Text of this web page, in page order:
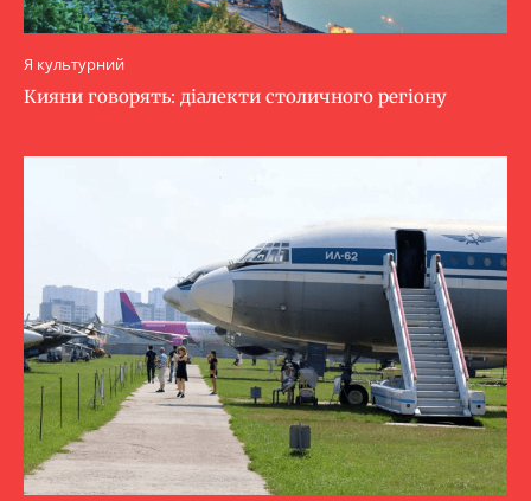
Я культурний
Кияни говорять: діалекти столичного регіону